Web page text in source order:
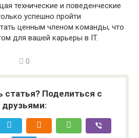
технические и поведенческие
успешно пройти
ценным членом команды, что
для вашей карьеры в IT.
0
статья? Поделиться с
друзьями: